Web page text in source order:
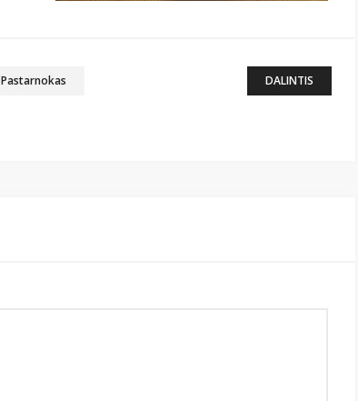
Pastarnokas DALINTIS